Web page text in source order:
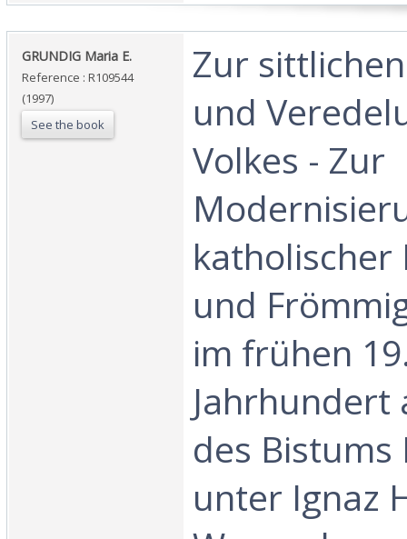
‎GRUNDIG Maria E.‎
Reference : R109544
(1997)
See the book
‎Zur
und
Volkes - Zur
und
im frühen
Jahrhundert
des Bistums
unter Ignaz